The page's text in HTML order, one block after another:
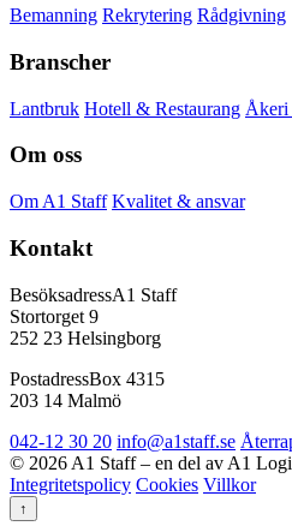
Bemanning Rekrytering Rådgivning
Branscher
Lantbruk Hotell & Restaurang Åkeri
Om oss
Om A1 Staff Kvalitet & ansvar
Kontakt
BesöksadressA1 Staff
Stortorget 9
252 23 Helsingborg
PostadressBox 4315
203 14 Malmö
042-12 30 20 info@a1staff.se
© 2026 A1 Staff – en del av A1
Integritetspolicy Cookies Villkor
↑